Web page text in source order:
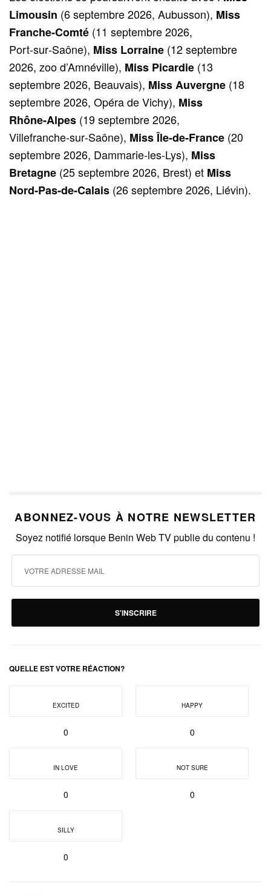
Limousin (6 septembre 2026, Aubusson), Miss
Franche‑Comté (11 septembre 2026,
Port‑sur‑Saône), Miss Lorraine (12 septembre
2026, zoo d’Amnéville), Miss Picardie (13
septembre 2026, Beauvais), Miss Auvergne (18
septembre 2026, Opéra de Vichy), Miss
Rhône‑Alpes (19 septembre 2026,
Villefranche‑sur‑Saône), Miss Île‑de‑France (20
septembre 2026, Dammarie‑les‑Lys), Miss
Bretagne (25 septembre 2026, Brest) et Miss
Nord‑Pas‑de‑Calais (26 septembre 2026, Liévin).
ABONNEZ-VOUS À NOTRE NEWSLETTER
Soyez notifié lorsque Benin Web TV publie du contenu !
S'INSCRIRE
QUELLE EST VOTRE RÉACTION?
EXCITED
0
HAPPY
0
IN LOVE
0
NOT SURE
0
SILLY
0